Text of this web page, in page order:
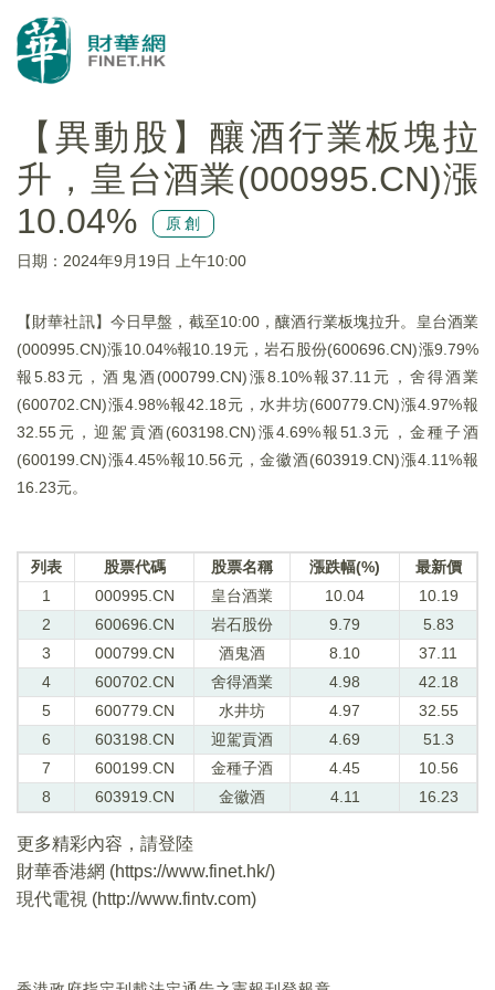
【異動股】釀酒行業板塊拉
升，皇台酒業(000995.CN)漲
10.04%
原創
日期：2024年9月19日 上午10:00
【財華社訊】今日早盤，截至10:00，釀酒行業板塊拉升。皇台酒業
(000995.CN)漲10.04%報10.19元，岩石股份(600696.CN)漲9.79%
報5.83元，酒鬼酒(000799.CN)漲8.10%報37.11元，舍得酒業
(600702.CN)漲4.98%報42.18元，水井坊(600779.CN)漲4.97%報
32.55元，迎駕貢酒(603198.CN)漲4.69%報51.3元，金種子酒
(600199.CN)漲4.45%報10.56元，金徽酒(603919.CN)漲4.11%報
16.23元。
列表 股票代碼 股票名稱 漲跌幅(%)
最新價
1
000995.CN 皇台酒業 10.04
10.19
2
600696.CN 岩石股份 9.79
5.83
3
000799.CN 酒鬼酒 8.10
37.11
4
600702.CN 舍得酒業 4.98
42.18
5
600779.CN 水井坊 4.97
32.55
6
603198.CN 迎駕貢酒 4.69
51.3
7
600199.CN 金種子酒 4.45
10.56
8
603919.CN 金徽酒 4.11 16.23
更多精彩內容，請登陸
財華香港網 (https://www.finet.hk/)
現代電視 (http://www.fintv.com)